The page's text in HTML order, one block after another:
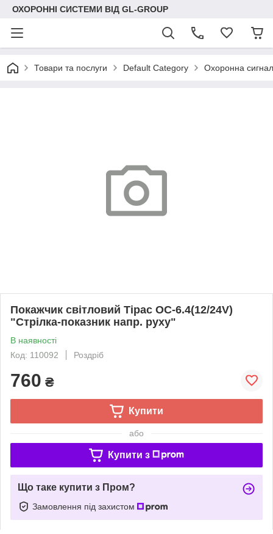
ОХОРОННІ СИСТЕМИ ВІД GL-GROUP
Товари та послуги Default Category Охоронна
Покажчик світловий Тірас ОС-6.4(12/24V)
"Стрілка-показник напр. руху"
В наявності
Код: 110092
Роздріб
760 ₴
Купити
або
Купити з
Що таке купити з Пром?
Замовлення під захистом